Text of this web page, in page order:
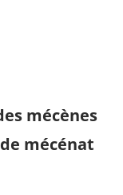
mécènes
mécénat